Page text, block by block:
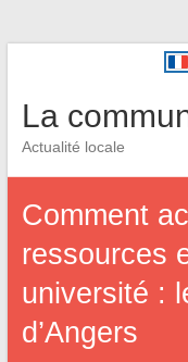
La
Actualité locale
Comment
ressources
université :
d’Angers